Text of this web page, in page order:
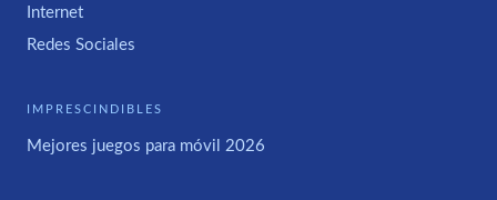
Internet
Redes Sociales
IMPRESCINDIBLES
Mejores juegos para móvil 2026